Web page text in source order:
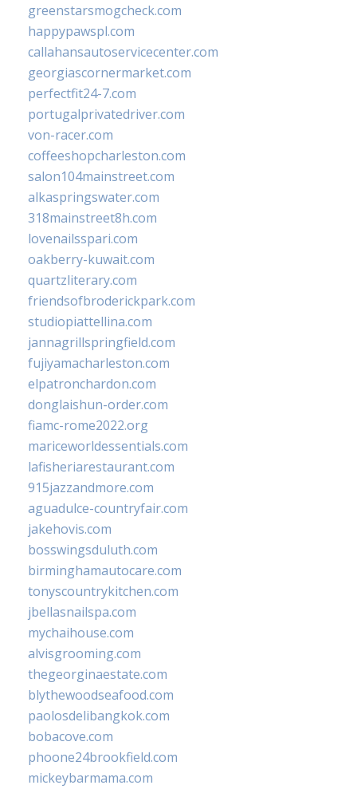
greenstarsmogcheck.com
happypawspl.com
callahansautoservicecenter.com
georgiascornermarket.com
perfectfit24-7.com
portugalprivatedriver.com
von-racer.com
coffeeshopcharleston.com
salon104mainstreet.com
alkaspringswater.com
318mainstreet8h.com
lovenailsspari.com
oakberry-kuwait.com
quartzliterary.com
friendsofbroderickpark.com
studiopiattellina.com
jannagrillspringfield.com
fujiyamacharleston.com
elpatronchardon.com
donglaishun-order.com
fiamc-rome2022.org
mariceworldessentials.com
lafisheriarestaurant.com
915jazzandmore.com
aguadulce-countryfair.com
jakehovis.com
bosswingsduluth.com
birminghamautocare.com
tonyscountrykitchen.com
jbellasnailspa.com
mychaihouse.com
alvisgrooming.com
thegeorginaestate.com
blythewoodseafood.com
paolosdelibangkok.com
bobacove.com
phoone24brookfield.com
mickeybarmama.com